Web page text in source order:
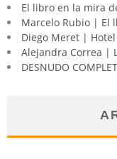
El libro en la mira
Marcelo Rubio | El
Diego Meret |
Alejandra Correa |
DESNUDO